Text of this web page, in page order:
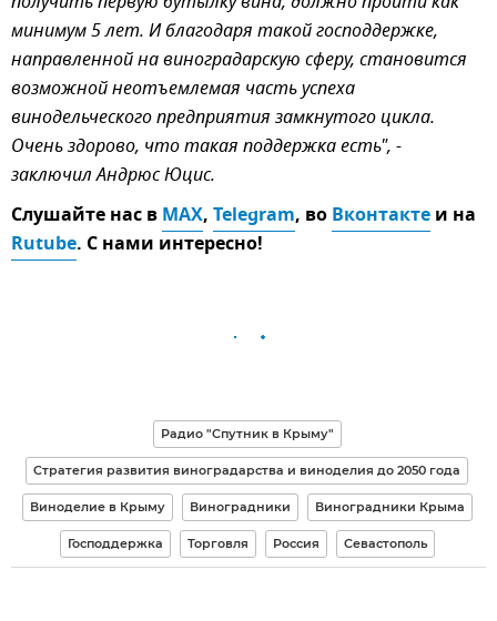
минимум 5 лет. И благодаря такой господдержке,
направленной на виноградарскую сферу, становится
возможной неотъемлемая часть успеха
винодельческого предприятия замкнутого цикла.
Очень здорово, что такая поддержка есть", -
заключил Андрюс Юцис.
Слушайте нас вMAX,Telegram, воВконтактеи на
Rutube. С нами интересно!
Радио "Спутник в Крыму"
Стратегия развития виноградарства и виноделия до 2050 года
Виноделие в Крыму Виноградники Виноградники Крыма
Господдержка Торговля Россия Севастополь